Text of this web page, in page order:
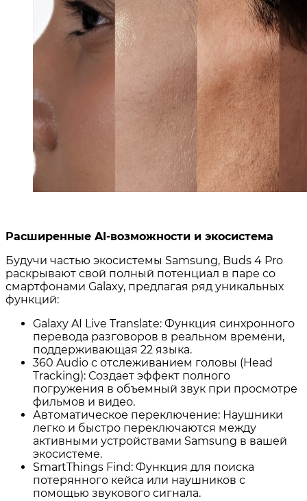
Расширенные AI-возможности и экосистема
Будучи частью экосистемы Samsung, Buds 4 Pro
раскрывают свой полный потенциал в паре со
смартфонами Galaxy, предлагая ряд уникальных
функций:
Galaxy AI Live Translate: Функция синхронного
перевода разговоров в реальном времени,
поддерживающая 22 языка.
360 Audio с отслеживанием головы (Head
Tracking): Создает эффект полного
погружения в объемный звук при просмотре
фильмов и видео.
Автоматическое переключение: Наушники
легко и быстро переключаются между
активными устройствами Samsung в вашей
экосистеме.
SmartThings Find: Функция для поиска
потерянного кейса или наушников с
помощью звукового сигнала.